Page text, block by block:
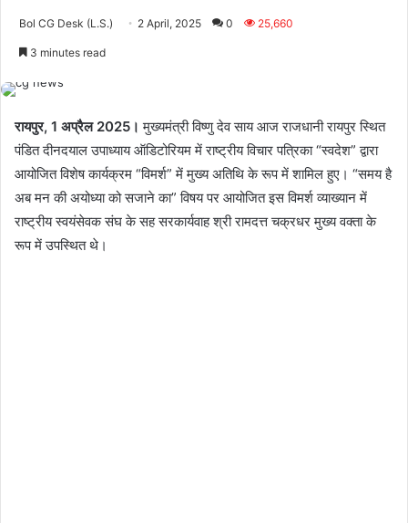
Bol CG Desk (L.S.) 2 April, 2025 0 25,660
3 minutes read
रायपुर, 1 अप्रैल 2025।मुख्यमंत्री विष्णु देव साय आज राजधानी रायपुर स्थित
पंडित दीनदयाल उपाध्याय ऑडिटोरियम में राष्ट्रीय विचार पत्रिका “स्वदेश” द्वारा
आयोजित विशेष कार्यक्रम “विमर्श” में मुख्य अतिथि के रूप में शामिल हुए। “समय है
अब मन की अयोध्या को सजाने का” विषय पर आयोजित इस विमर्श व्याख्यान में
राष्ट्रीय स्वयंसेवक संघ के सह सरकार्यवाह श्री रामदत्त चक्रधर मुख्य वक्ता के
रूप में उपस्थित थे।